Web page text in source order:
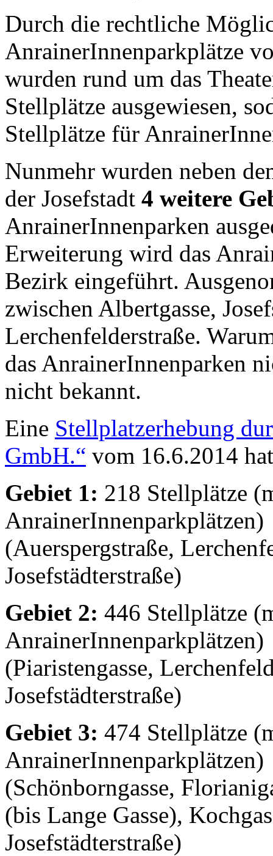
Durch die rechtliche
AnrainerInnenparkplätze
wurden rund um das
Stellplätze ausgewiesen,
Stellplätze für
Nunmehr wurden neben
der Josefstadt 4 weitere
AnrainerInnenparken
Erweiterung wird das
Bezirk eingeführt.
zwischen Albertgasse,
Lerchenfelderstraße.
das AnrainerInnenparken
nicht bekannt.
Eine Stellplatzerhebung
GmbH.“ vom 16.6.2014
Gebiet 1: 218 Stellplätze
AnrainerInnenparkplätzen)
(Auerspergstraße,
Josefstädterstraße)
Gebiet 2: 446 Stellplätze
AnrainerInnenparkplätzen)
(Piaristengasse,
Josefstädterstraße)
Gebiet 3: 474 Stellplätze
AnrainerInnenparkplätzen)
(Schönborngasse,
(bis Lange Gasse),
Josefstädterstraße)